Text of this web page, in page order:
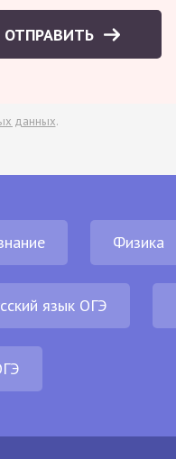
ОТПРАВИТЬ
данных.
Физика
язык ОГЭ